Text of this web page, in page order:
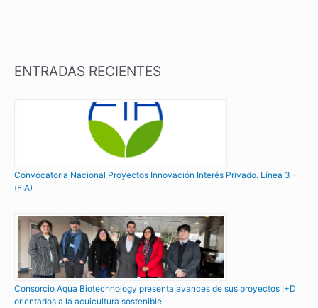
ENTRADAS RECIENTES
Convocatoria Nacional Proyectos Innovación Interés Privado. Línea 3 -
(FIA)
Consorcio Aqua Biotechnology presenta avances de sus proyectos I+D
orientados a la acuicultura sostenible